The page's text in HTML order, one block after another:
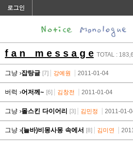
로그인
f a n m e s s a g e TOTAL :
그냥 ›잡탕글 [7] 강예원 2011-01-04
버럭 ›어저께~ [6] 김창전 2011-01-04
그냥 ›몰스킨 다이어리 [3] 김민정 2011-01-
그냥 ›(늘바)비몽사몽 속에서 [8] 김미연